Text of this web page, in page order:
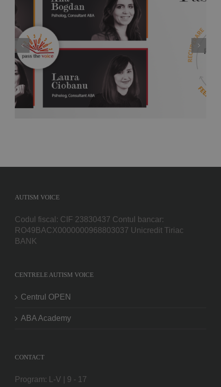
Pass the Voice – Training online gratuit pentru
parinti 9, 10 Aprilie
AUTISM VOICE
Codul fiscal: CIF 23830437 Contul bancar:
RO49BACX0000000968803037 Unicredit Tiriac
BANK
CENTRELE AUTISM VOICE
Centrul OPEN
ABA Academy
CONTACT
Program: L-V | 9 - 17